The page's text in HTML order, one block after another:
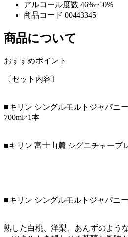
アルコール度数 46%~50%
商品コード 00443345
商品について
おすすめポイント
〔セット内容〕
■キリン シングルモルトジャパニ
700ml×1本
■キリン 富士山麓 シグニチャーブ
■キリン シングルモルトジャパニ
熟した白桃、洋梨、あんずのよう